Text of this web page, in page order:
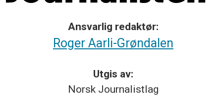
Ansvarlig redaktør:
Roger Aarli-Grøndalen
Utgis av:
Norsk Journalistlag